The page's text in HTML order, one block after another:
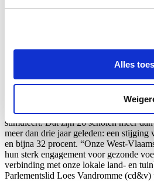
Alles
Nieuws
Recordaantal West-Vlaamse
voor Lekkers
schooljaar deel aan ‘Oog voor
subsidieprogramma dat gezonde
stimuleert. Dat zijn 26 scholen meer
meer dan drie jaar geleden: een
en bijna 32 procent. “Onze West-
hun sterk engagement voor gezonde
verbinding met onze lokale land- en
Parlementslid Loes Vandromme (cd&v)